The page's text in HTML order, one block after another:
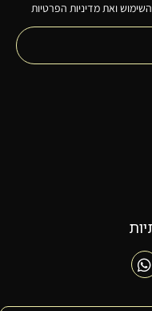
ואת מדיניות הפרטיות